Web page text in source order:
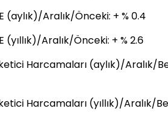
(aylık)/Aralık/Önceki: + % 0.4
(yıllık)/Aralık/Önceki: + % 2.6
Harcamaları (aylık)/Aralık/
Harcamaları (yıllık)/Aralık/